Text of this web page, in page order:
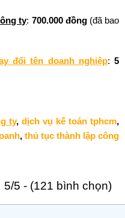
ty: 700.000 đồng(đã bao
đổi tên doanh nghiệp:5
ty, dịch vụ kế toán tphcm,
, thủ tục thành lập công
5/5 - (121 bình chọn)